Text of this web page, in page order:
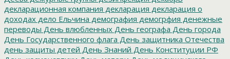
декларационная компания декларация декларация о
доходах дело Ельчина демография демогрфия денежные
переводы День влюбленных День географа День города
День Государственного флага День защитника Отечества
день защиты детей День Знаний День Конституции РФ